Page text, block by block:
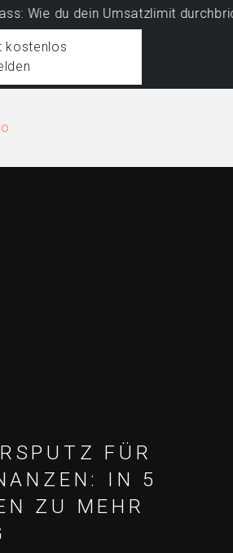
du dein Umsatzlimit
kostenlos
FÜR
IN 5
ZU MEHR